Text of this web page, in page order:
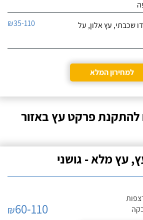
שכבתי, עץ אלון, על
₪35-110
למחירון המלא
להתקנת פרקט עץ באזור
עץ מלא - גושני
₪60-110